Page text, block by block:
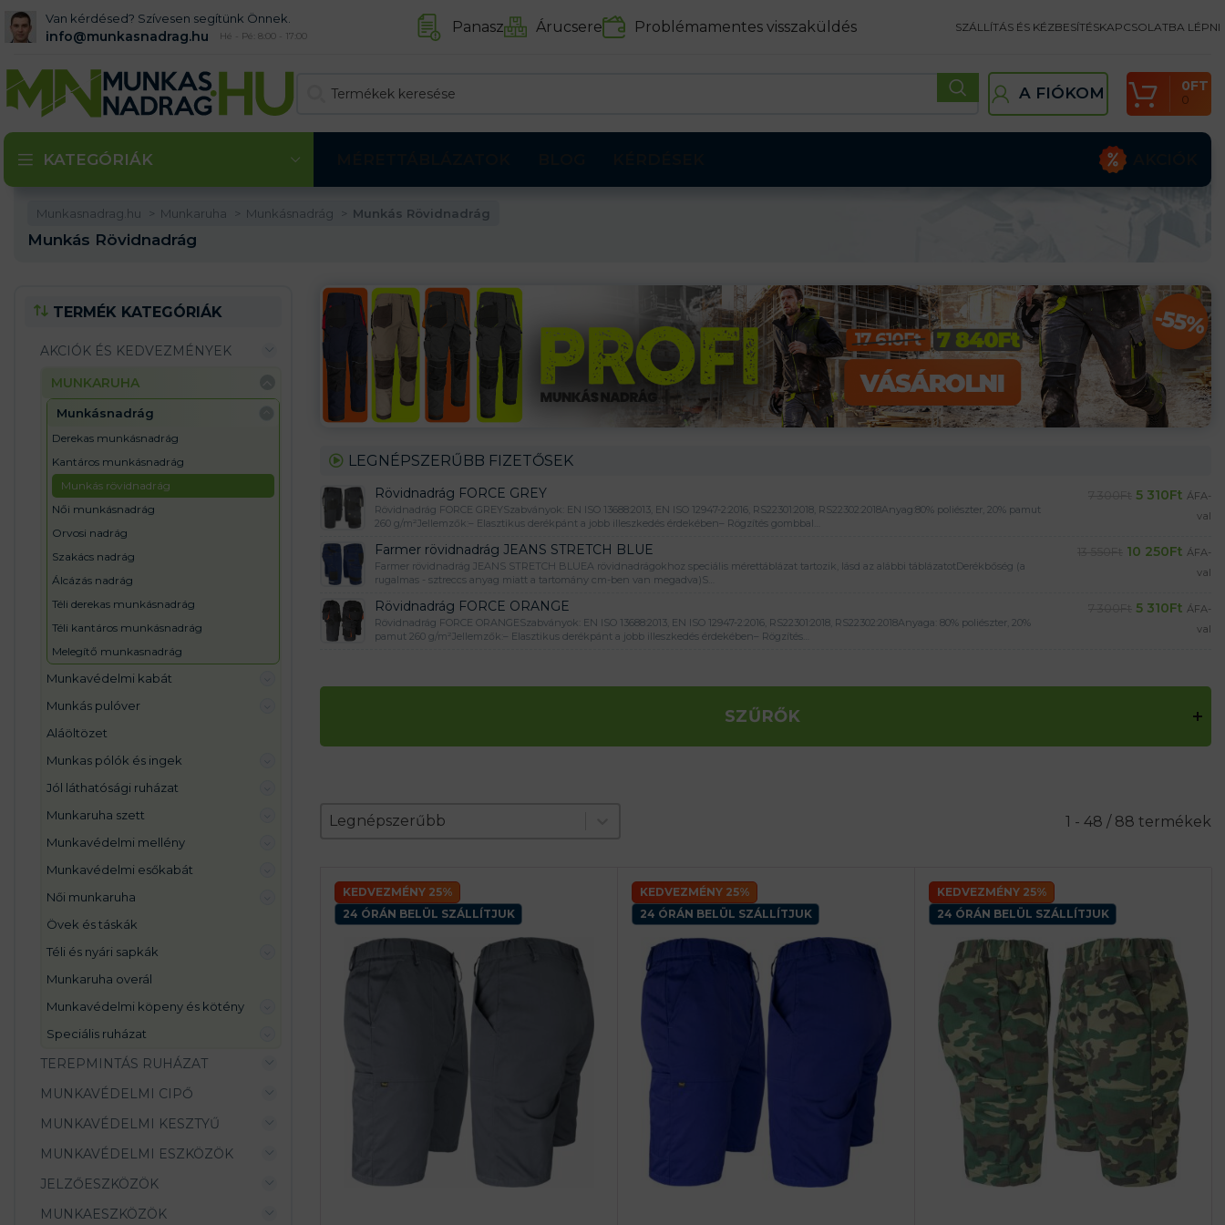
Van kérdésed? Szívesen segítünk Önnek.
info@munkasnadrag.hu Hé - Pé: 8:00 - 17:00 Panasz Árucsere Problémamentes visszaküldés SZÁLLÍTÁS ÉS KÉZBESÍTÉSKAPCSOLATBA LÉPNI
A FIÓKOM 0
0FT
KATEGÓRIÁK
Munkasnadrag.hu Munkaruha Munkásnadrág Munkás Rövidnadrág
Munkás Rövidnadrág
TERMÉK KATEGÓRIÁK
AKCIÓK ÉS KEDVEZMÉNYEK
MUNKARUHA
munkásnadrág
derekas munkásnadrág
kantáros munkásnadrág
munkás rövidnadrág
női munkásnadrág
orvosi nadrág
szakács nadrág
álcázás nadrág
téli derekas munkásnadrág
téli kantáros munkásnadrág
melegítő munkasnadrág
munkavédelmi kabát
munkás pulóver
aláöltözet
munkas pólók és ingek
jól láthatósági ruházat
munkaruha szett
munkavédelmi mellény
munkavédelmi esőkabát
női munkaruha
övek és táskák
téli és nyári sapkák
munkaruha overál
munkavédelmi köpeny és kötény
speciális ruházat
TEREPMINTÁS RUHÁZAT
MUNKAVÉDELMI CIPŐ
MUNKAVÉDELMI KESZTYŰ
MUNKAVÉDELMI ESZKÖZÖK
JELZŐESZKÖZÖK
MUNKAESZKÖZÖK
LEGNÉPSZERŰBB FIZETŐSEK
Rövidnadrág FORCE GREY
Rövidnadrág FORCE GREYSzabványok: EN ISO 13688:2013, EN ISO 12947-2:2016, RS22301:2018, RS22302:2018Anyag:80% poliészter, 20% pamut
260 g/m²Jellemzők:– Elasztikus derékpánt a jobb illeszkedés érdekében– Rögzítés gombbal…
5 310Ft ÁFA-
val
Farmer rövidnadrág JEANS STRETCH BLUE
Farmer rövidnadrág JEANS STRETCH BLUEA rövidnadrágokhoz speciális mérettáblázat tartozik, lásd az alábbi táblázatotDerékbőség (a
rugalmas - sztreccs anyag miatt a tartomány cm-ben van megadva)S…
10 250Ft ÁFA-
val
Rövidnadrág FORCE ORANGE
Rövidnadrág FORCE ORANGESzabványok: EN ISO 13688:2013, EN ISO 12947-2:2016, RS22301:2018, RS22302:2018Anyaga: 80% poliészter, 20%
pamut 260 g/m²Jellemzők:– Elasztikus derékpánt a jobb illeszkedés érdekében– Rögzítés…
5 310Ft ÁFA-
val
SZŰRŐK
Zoradenie produktov
Sort content
Legnépszerűbb
Sort content 1 - 48 / 88 termékek
KEDVEZMÉNY 25%
24 ÓRÁN BELÜL SZÁLLÍTJUK
KEDVEZMÉNY 25%
24 ÓRÁN BELÜL SZÁLLÍTJUK
KEDVEZMÉNY 25%
24 ÓRÁN BELÜL SZÁLLÍTJUK